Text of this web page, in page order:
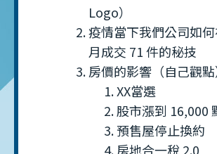
Logo）
疫情當下我們公司如
月成交 71 件的秘技
房價的影響（自己觀點
XX當選
股市漲到 16,000
預售屋停止換約
房地合一稅 2.0